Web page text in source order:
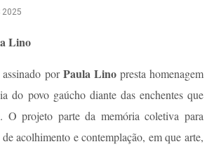
2025
Lino
porPaula Linopresta homenagem
do povo gaúcho diante das enchentes que
O projeto parte da memória coletiva para
acolhimento e contemplação, em que arte,